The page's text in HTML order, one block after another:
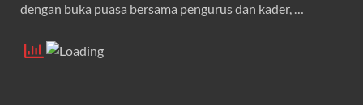
dengan buka puasa bersama pengurus dan kader, …